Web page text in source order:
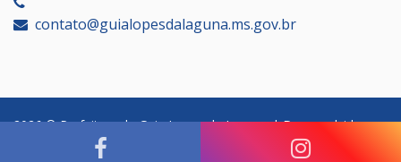
contato@guialopesdalaguna.ms.gov.br
2026 © Prefeitura de Guia Lopes da Laguna | Desenvolvido por: